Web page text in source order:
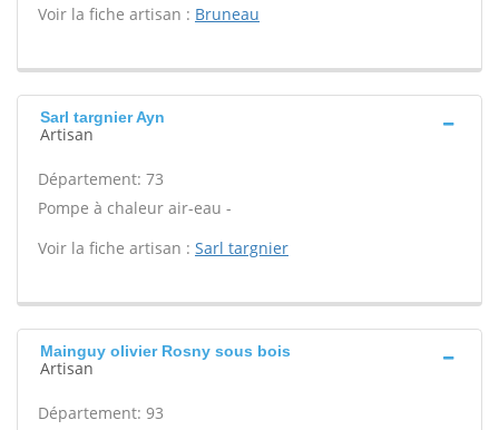
Voir la fiche artisan : Bruneau
Sarl targnier Ayn
Artisan
Département: 73
Pompe à chaleur air-eau -
Voir la fiche artisan : Sarl targnier
Mainguy olivier Rosny sous bois
Artisan
Département: 93